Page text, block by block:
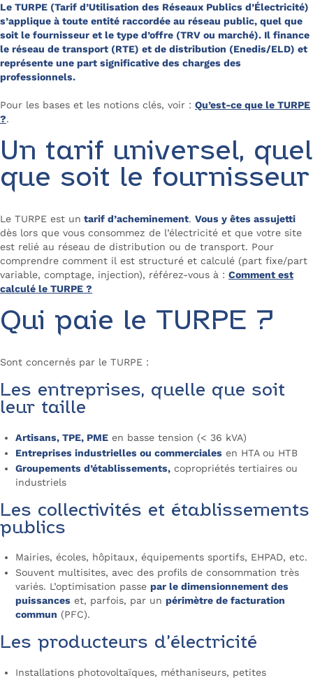
Le TURPE (Tarif d’Utilisation des Réseaux Publics d’Électricité)
s’applique à toute entité raccordée au réseau public, quel que
soit le fournisseur et le type d’offre (TRV ou marché). Il finance
le réseau de transport (RTE) et de distribution (Enedis/ELD) et
représente une part significative des charges des
professionnels.
Pour les bases et les notions clés, voir : Qu’est-ce que le TURPE
?.
Un tarif universel, quel
que soit le fournisseur
Le TURPE est un tarif d’acheminement. Vous y êtes assujetti
dès lors que vous consommez de l’électricité et que votre site
est relié au réseau de distribution ou de transport. Pour
comprendre comment il est structuré et calculé (part fixe/part
variable, comptage, injection), référez-vous à : Comment est
calculé le TURPE ?
Qui paie le TURPE ?
Sont concernés par le TURPE :
Les entreprises, quelle que soit
leur taille
Artisans, TPE, PME en basse tension (< 36 kVA)
Entreprises industrielles ou commerciales en HTA ou HTB
Groupements d’établissements, copropriétés tertiaires ou
industriels
Les collectivités et établissements
publics
Mairies, écoles, hôpitaux, équipements sportifs, EHPAD, etc.
Souvent multisites, avec des profils de consommation très
variés. L’optimisation passe par le dimensionnement des
puissances et, parfois, par un périmètre de facturation
commun (PFC).
Les producteurs d’électricité
Installations photovoltaïques, méthaniseurs, petites